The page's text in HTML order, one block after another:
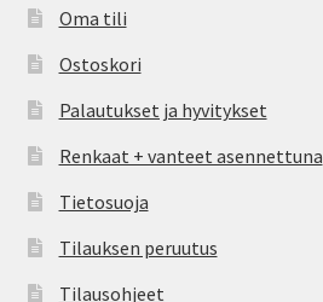
Oma tili
Ostoskori
Palautukset ja hyvitykset
Renkaat + vanteet asennettuna
Tietosuoja
Tilauksen peruutus
Tilausohjeet